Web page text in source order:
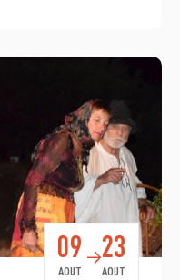
09
AOUT
23
AOUT